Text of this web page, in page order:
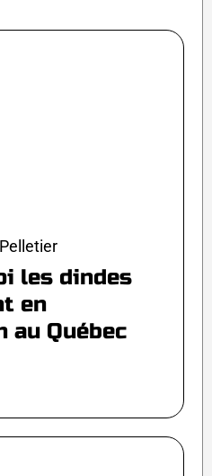
les dindes
en
au Québec